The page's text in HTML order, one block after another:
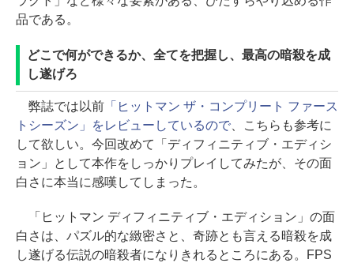
品である。
どこで何ができるか、全てを把握し、最高の暗殺を成
し遂げろ
弊誌では以前「ヒットマン ザ・コンプリート ファース
トシーズン」をレビューしているので、こちらも参考に
して欲しい。今回改めて「ディフィニティブ・エディシ
ョン」として本作をしっかりプレイしてみたが、その面
白さに本当に感嘆してしまった。
「ヒットマン ディフィニティブ・エディション」の面
白さは、パズル的な緻密さと、奇跡とも言える暗殺を成
し遂げる伝説の暗殺者になりきれるところにある。FPS